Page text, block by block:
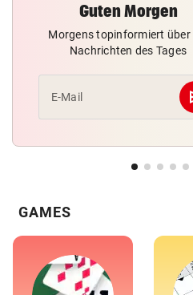
Guten Morgen
Morgens topinformiert über
Nachrichten des Tages
E-Mail
GAMES